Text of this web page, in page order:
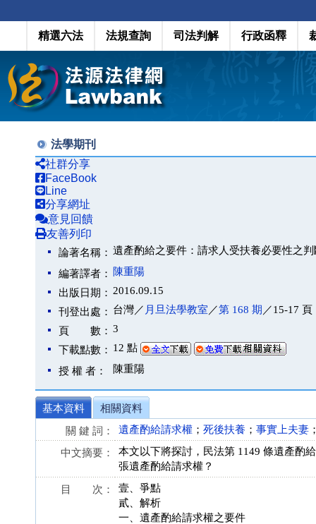
精選六法 法規查詢 司法判解 行政函釋
法學期刊
社群分享
FaceBook
Line
分享網址
意見回饋
友善列印
論著名稱： 遺產酌給之要件：請求人受扶養必要性之判
編著譯者：
陳重陽
出版日期： 2016.09.15
刊登出處： 台灣／ 月旦法學教室 ／第 168 期 ／15-17 頁
頁 數： 3
下載點數： 12 點
授 權 者： 陳重陽
基本資料
相關資料
關 鍵 詞：
遺產酌給請求權 ； 死後扶養 ； 事實上夫妻
中文摘要：
本文以下將探討，民法第 1149 條遺產酌
張遺產酌給請求權？
目 次：
壹、爭點
貳、解析
一、遺產酌給請求權之要件